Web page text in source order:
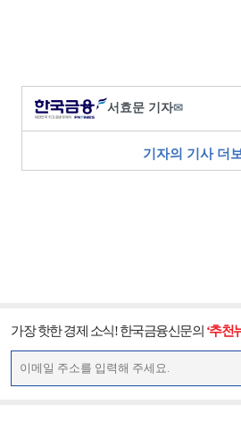
서효문 기자✉
기자의 기사 더
가장 핫한 경제 소식! 한국금융신문의 ‘추천